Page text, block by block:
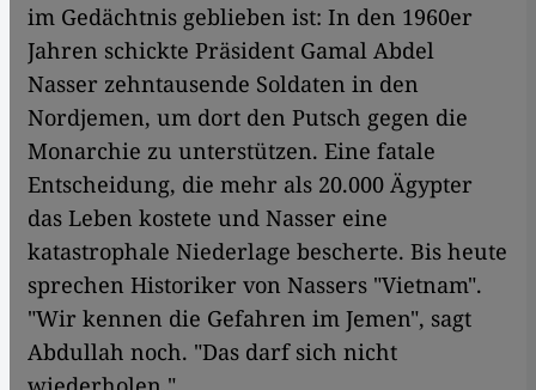
im Gedächtnis geblieben ist: In den 1960er
Jahren schickte Präsident Gamal Abdel
Nasser zehntausende Soldaten in den
Nordjemen, um dort den Putsch gegen die
Monarchie zu unterstützen. Eine fatale
Entscheidung, die mehr als 20.000 Ägypter
das Leben kostete und Nasser eine
katastrophale Niederlage bescherte. Bis heute
sprechen Historiker von Nassers "Vietnam".
"Wir kennen die Gefahren im Jemen", sagt
Abdullah noch. "Das darf sich nicht